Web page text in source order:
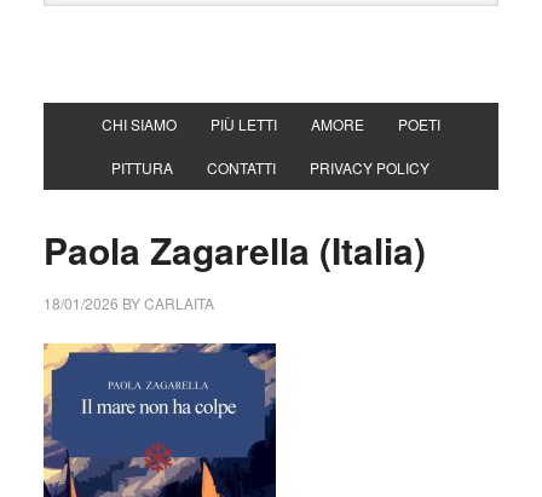
CHI SIAMO PIÙ LETTI AMORE POETI
PITTURA CONTATTI PRIVACY POLICY
Paola Zagarella (Italia)
18/01/2026 BYCARLAITA